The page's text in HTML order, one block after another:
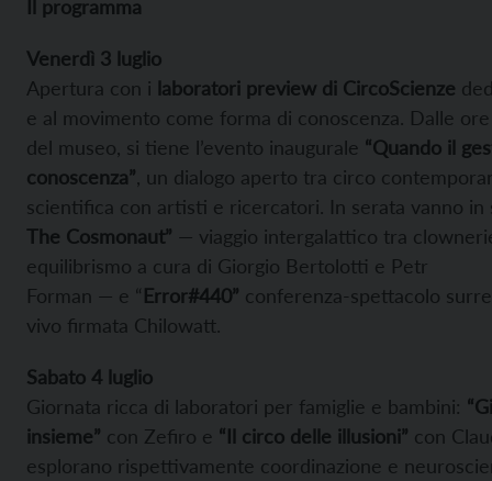
Il programma
Venerdì 3 luglio
Apertura con i laboratori preview di CircoScienze
e al movimento come forma di conoscenza. Dalle
del museo, si tiene l’evento inaugurale “Quando il
conoscenza” , un dialogo aperto tra circo
scientifica con artisti e ricercatori. In serata vanno in
The Cosmonaut” — viaggio intergalattico tra
equilibrismo a cura di Giorgio Bertolotti e Petr
Forman — e “Error#440” conferenza-spettacolo
vivo firmata Chilowatt.
Sabato 4 luglio
Giornata ricca di laboratori per famiglie e bambini:
insieme” con Zefiro e “Il circo delle illusioni” con
esplorano rispettivamente coordinazione e